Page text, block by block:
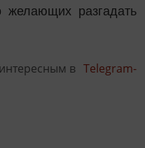
разгадать
в Telegram-